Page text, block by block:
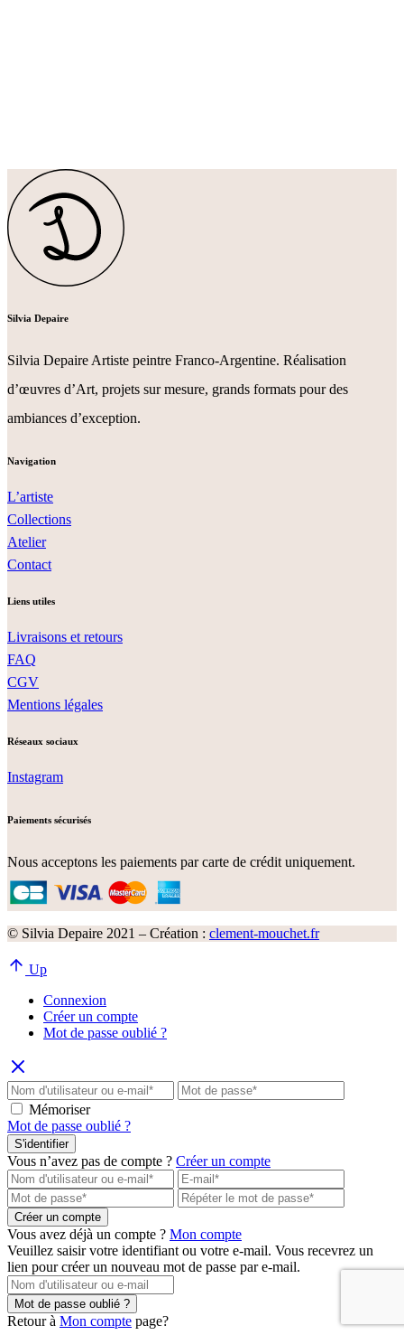
Silvia Depaire
Silvia Depaire Artiste peintre Franco-Argentine. Réalisation
d’œuvres d’Art, projets sur mesure, grands formats pour des
ambiances d’exception.
Navigation
L’artiste
Collections
Atelier
Contact
Liens utiles
Livraisons et retours
FAQ
CGV
Mentions légales
Réseaux sociaux
Instagram
Paiements sécurisés
Nous acceptons les paiements par carte de crédit uniquement.
© Silvia Depaire 2021 – Création : clement-mouchet.fr
Up
Connexion
Créer un compte
Mot de passe oublié ?
Mémoriser
Mot de passe oublié ?
S'identifier
Vous n’avez pas de compte ? Créer un compte
Créer un compte
Vous avez déjà un compte ? Mon compte
Veuillez saisir votre identifiant ou votre e-mail. Vous recevrez un
lien pour créer un nouveau mot de passe par e-mail.
Mot de passe oublié ?
Retour à Mon compte page?